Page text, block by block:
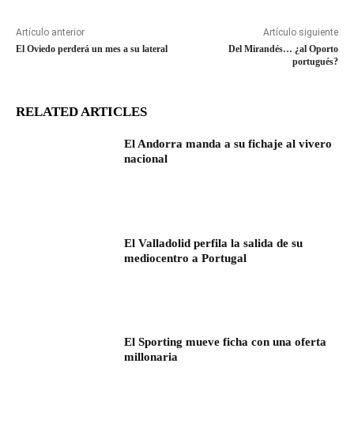
Artículo anterior
El Oviedo perderá un mes a su lateral
Artículo siguiente
Del Mirandés… ¿al Oporto
portugués?
RELATED ARTICLES
El Andorra manda a su fichaje al vivero
nacional
El Valladolid perfila la salida de su
mediocentro a Portugal
El Sporting mueve ficha con una oferta
millonaria